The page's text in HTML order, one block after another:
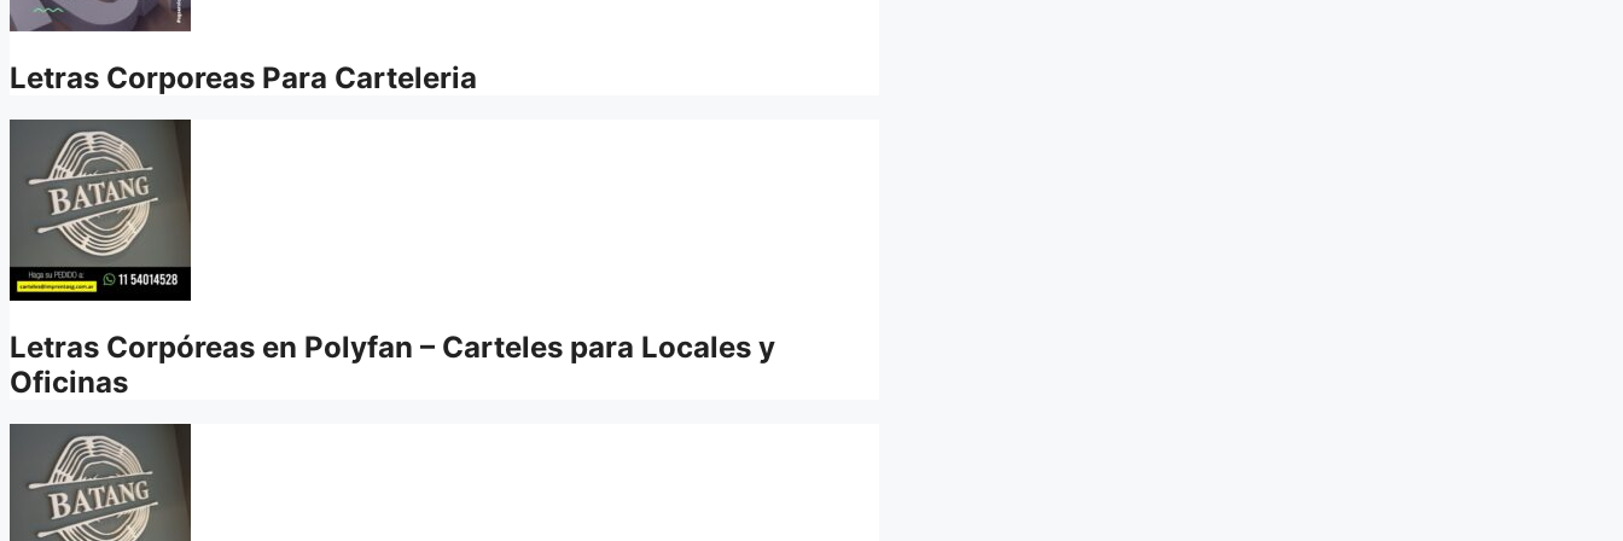
Letras Corporeas Para Carteleria
Letras Corpóreas en Polyfan – Carteles para Locales y
Oficinas